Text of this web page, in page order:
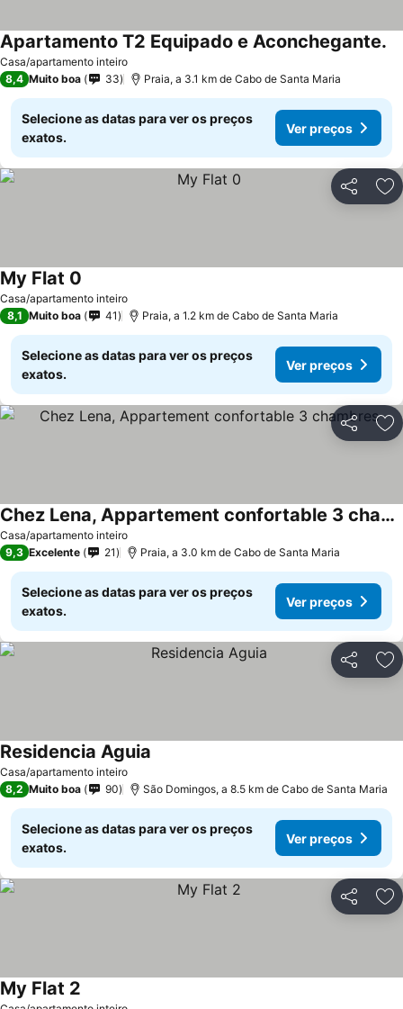
Casa/apartamento inteiro
Apartamento T2 Equipado e Aconchegante.
8,4 Muito boa 33 Praia, a 3.1 km de Cabo de Santa Maria
Selecione as datas para ver os preços
exatos.
Ver preços
Partilhar
Casa/apartamento inteiro
My Flat 0
8,1 Muito boa 41 Praia, a 1.2 km de Cabo de Santa Maria
Selecione as datas para ver os preços
exatos.
Ver preços
Partilhar
Casa/apartamento inteiro
Chez Lena, Appartement confortable 3 chambres
9,3 Excelente 21 Praia, a 3.0 km de Cabo de Santa Maria
Selecione as datas para ver os preços
exatos.
Ver preços
Partilhar
Casa/apartamento inteiro
Residencia Aguia
8,2 Muito boa 90 São Domingos, a 8.5 km de Cabo de Santa Maria
Selecione as datas para ver os preços
exatos.
Ver preços
Partilhar
My Flat 2